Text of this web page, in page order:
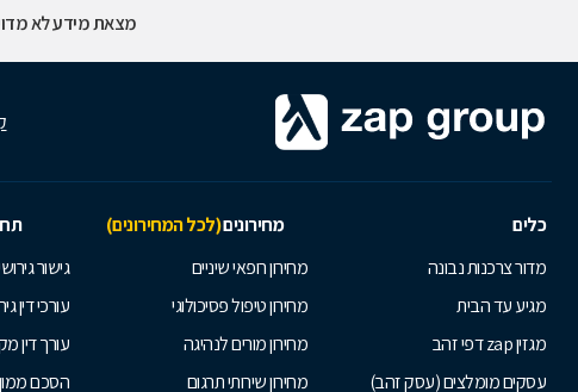
מצאת מידע לא
כלים מחירונים(לכל המחירונים)
מדור צרכנות נבונה
מגיע עד הבית
מגזין zap דפי זהב
עסקים מומלצים (עסק זהב)
מחירון רופאי שיניים
מחירון טיפול פסיכולוגי
מחירון מורים לנהיגה
מחירון שירותי תרגום
גישור
עורכי דין
עורך דין
הסכם ממון